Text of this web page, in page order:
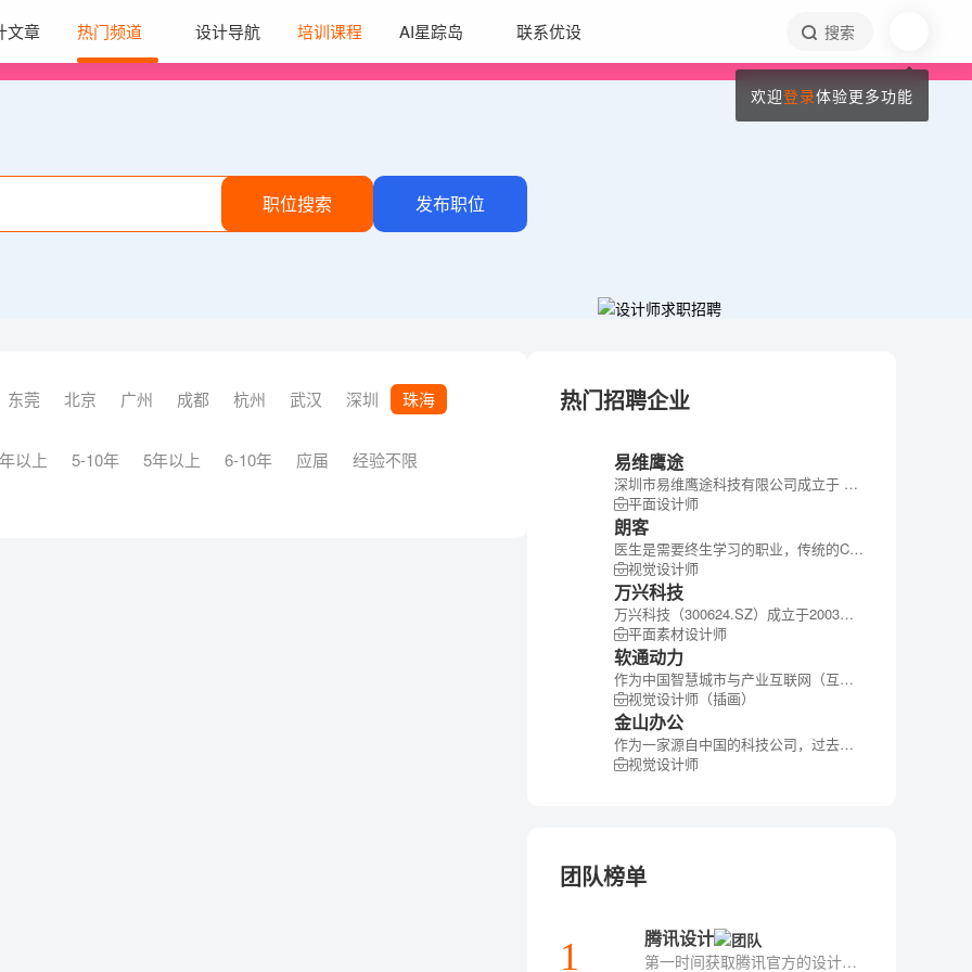
文章 热门频道 设计导航 培训课程 AI星踪岛 联系优设 搜索
职位搜索 发布职位
东莞 北京 广州 成都 杭州 武汉 深圳
珠海
以上 5-10年 5年以上 6-10年 应届 经验不限
热门招聘企业
易维鹰途
深圳市易维鹰途科技有限公司成立于 2009 年，是中国深圳领先的个人警报器和宠物追踪器供应商，我们致力于个人移动警报系统、宠物 GPS 追踪器、资产 GPS 追踪器等的研发、生产、营销、销售和服务。我们为一系列行业提供全面的管理解决方案，包括远程护理、儿童安全监控、宠物追踪、单人工作者安全、运动和活动爱好者，以及任何需要细致关怀的人。公司产品远销美国、英国、德国、法国、澳大利亚、新西兰等
平面设计师
朗客
医生是需要终生学习的职业，传统的CME受到技术限制，在覆盖、内容的互动性上均有不足。为提高医生学习的效率，增加同行沟通的机会，我们推出了基于数字化解决方案的知了平台。无论在院内还是院外，医生均可以方便获取学术资源，与同行零距离交流。
视觉设计师
万兴科技
万兴科技（300624.SZ）成立于2003年，并于2018年登陆A股创业板，是全球领先的新生代数字创意赋能者，致力于成为全世界范围内有特色、有影响力的百年软件老店。公司面向全球海量新生代互联网用户提供潮流前沿、简单便捷的数字创意软件产品与服务，赋能人们在数字时代与众不同地进行创意表达，帮助每一个新生代创作者将头脑中的灵感变为可见的现实。万兴科技也是中国政府认定的“国家规划布局内重点软件企业”，连续跻身“德勤高科技高成长亚太区500强”、“福布斯中国最具发展潜力企业”等荣誉榜。当前，万兴科技持续深耕数字创意软件领域，旗下明星产品包括万兴喵影、万兴优转、亿图图示、Filmora、Filmstock、Fotophire等。 公司正以前瞻的视野推进全球化布局，研发总部位于深圳，并在温哥华、东京、长沙等地设有运营中心，业务范围遍及全球200多个国家和地区。 在平等、开放、协作、共享的人文理念下，万兴人不断成长，共同朝着“百年万兴、全球万兴”梦想笃定前行。
平面素材设计师
软通动力
作为中国智慧城市与产业互联网（互联网+）建设的领导者，领先的创新型技术服务提供商，软通动力立足中国，服务全球。公司主营业务涵盖智慧业务与信息技术服务两大领域，具备端到端“软件 +服务”综合业务能力和强大的纵深服务优势。 在智慧业务领域，软通动力秉承“智慧城市建设产业先行”的理念，先后在全国近100个城市展开“智慧城市”战略布局，业务范围包括顶层设计、城市管理、产业发展、环保节能、民生服务及基础设施等多个方向；在信息技术服务领域，软通动力提供信息技术外包、众包、业务流程外包（BPO）、系统集成等多项服务，覆盖银行、保险、电力、交通、零售等10余个重要行业，并积累了深厚、丰富的经验。
视觉设计师（插画）
金山办公
作为一家源自中国的科技公司，过去三十一年金山办公始终致力于把最简单高效的办公体验和服务带给每个人、每个家庭、每个组织，帮助个人更轻松快乐的创作和生活，帮助企业和组织更高效的运行与发展。未来，通过提供以“以云服务为基础，多屏、内容为辅助，AI 赋能所有产品”为代表的未来办公新方式， 金山办公希望不论是企业客户还是普通人，都能通过金山办公的产品实现简单创作与美好生活。
视觉设计师
团队榜单
1 腾讯设计
第一时间获取腾讯官方的设计方法论
欢迎登录体验更多功能